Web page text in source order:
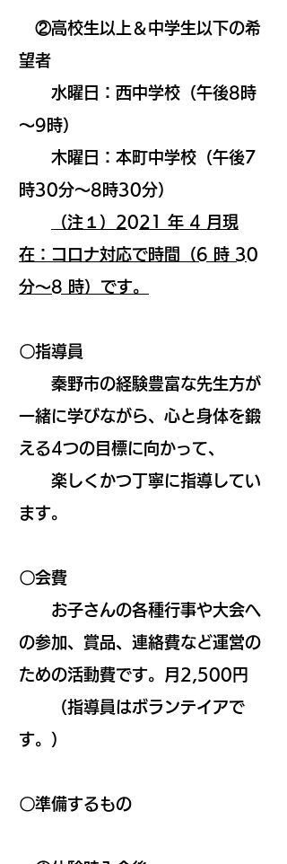
②高校生以上＆中学生以下の希
望者
水曜日：西中学校（午後8時
～9時）
木曜日：本町中学校（午後7
時30分～8時30分）
（注１）2021 年 4 月現
在：コロナ対応で時間（6 時 30
分～8 時）です。
〇指導員
秦野市の経験豊富な先生方が
一緒に学びながら、心と身体を鍛
える4つの目標に向かって、
楽しくかつ丁寧に指導してい
ます。
〇会費
お子さんの各種行事や大会へ
の参加、賞品、連絡費など運営の
ための活動費です。月2,500円
（指導員はボランテイアで
す。）
〇準備するもの